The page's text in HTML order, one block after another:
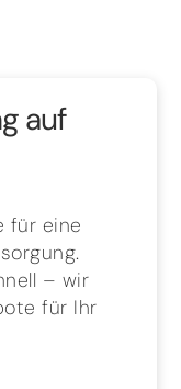
auf
für eine
– wir
für Ihr